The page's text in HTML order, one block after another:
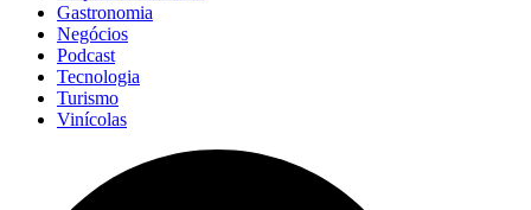
Gastronomia
Negócios
Podcast
Tecnologia
Turismo
Vinícolas